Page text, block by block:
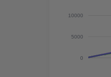
10000
5000
0